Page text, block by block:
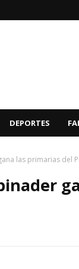
DEPORTES
las primarias del